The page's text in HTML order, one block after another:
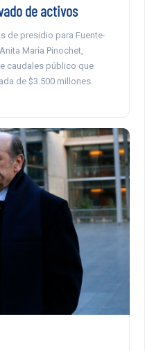
de activos
de presidio para Fuente-
María Pinochet,
caudales público que
de $3.500 millones.